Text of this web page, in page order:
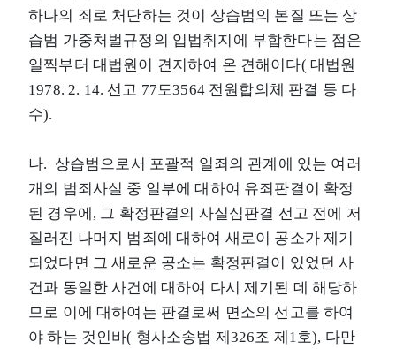
하나의 죄로 처단하는 것이 상습범의 본질 또는 상
습범 가중처벌규정의 입법취지에 부합한다는 점은
일찍부터 대법원이 견지하여 온 견해이다( 대법원
1978. 2. 14. 선고 77도3564 전원합의체 판결 등 다
수).
나. 상습범으로서 포괄적 일죄의 관계에 있는 여러
개의 범죄사실 중 일부에 대하여 유죄판결이 확정
된 경우에, 그 확정판결의 사실심판결 선고 전에 저
질러진 나머지 범죄에 대하여 새로이 공소가 제기
되었다면 그 새로운 공소는 확정판결이 있었던 사
건과 동일한 사건에 대하여 다시 제기된 데 해당하
므로 이에 대하여는 판결로써 면소의 선고를 하여
야 하는 것인바( 형사소송법 제326조 제1호), 다만